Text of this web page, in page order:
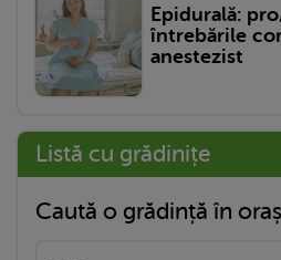
Epidurală:
întrebările
anestezist
Listă cu grădinițe
Caută o grădință în